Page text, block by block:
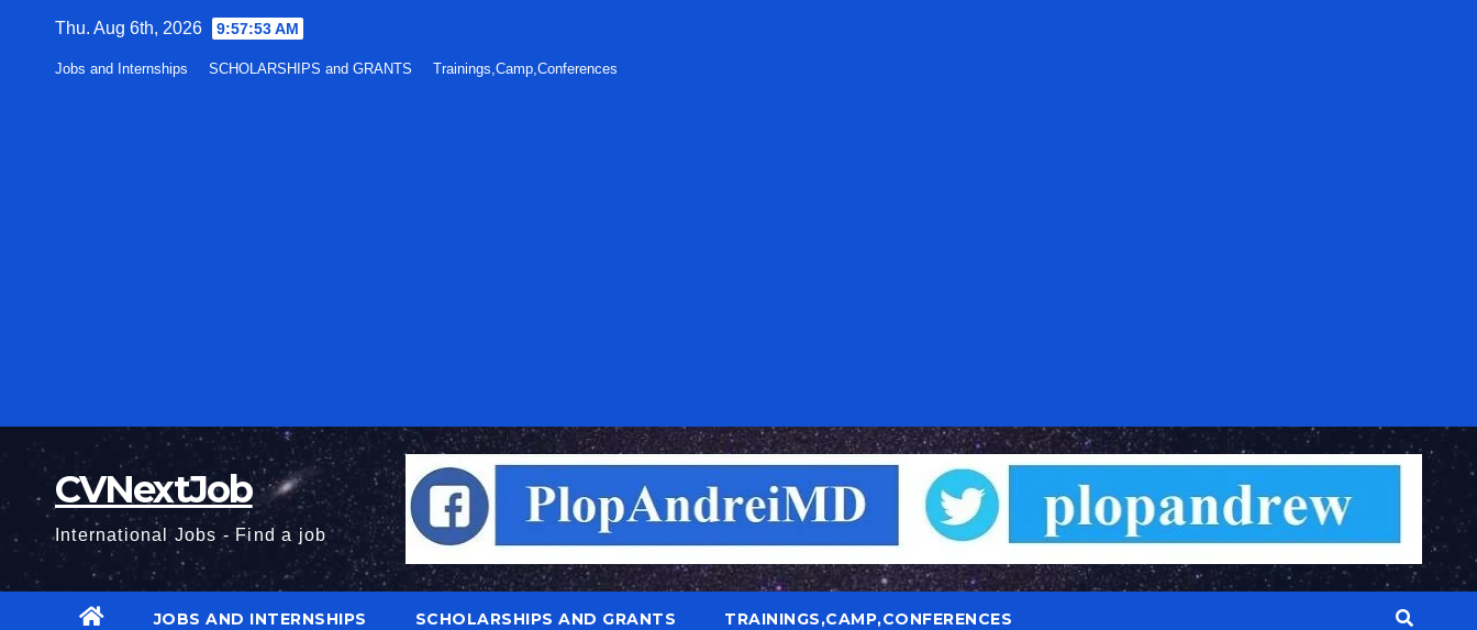
Thu. Aug 6th, 2026 9:57:54 AM
Jobs and Internships SCHOLARSHIPS and GRANTS Trainings,Camp,Conferences
CVNextJob
International Jobs - Find a job
JOBS AND INTERNSHIPS SCHOLARSHIPS AND GRANTS TRAININGS,CAMP,CONFERENCES